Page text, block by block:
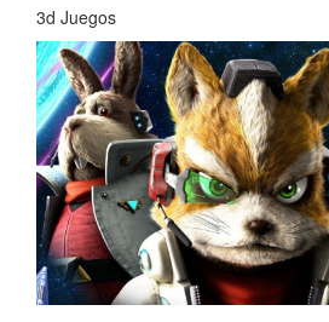
3d Juegos